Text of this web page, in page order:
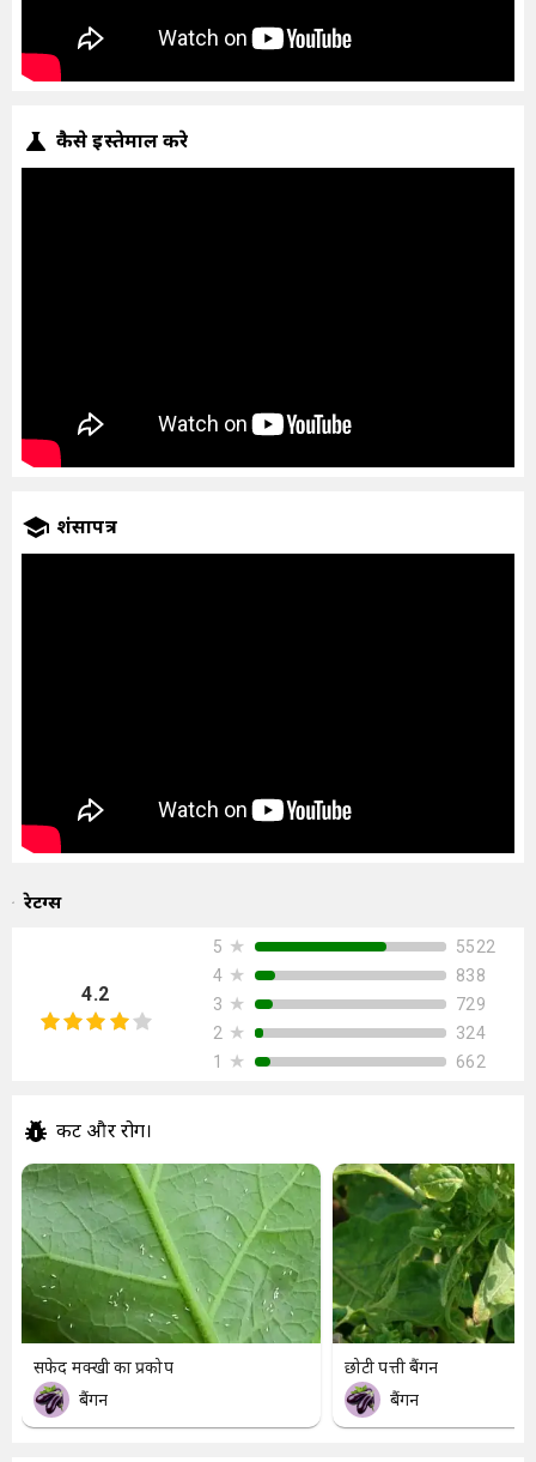
कैसे इस्तेमाल करे
प्रशंसापत्र
रेटिंग्स
4.2
5 ★
5522
4 ★
838
3 ★
729
2 ★
324
1
★ 662
कीट और रोग।
सफेद मक्खी का प्रकोप
बैंगन
छोटी पत्ती बैंगन
बैंगन